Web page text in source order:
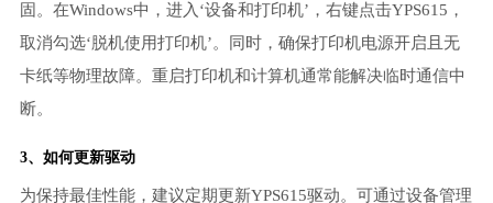
固。在Windows中，进入‘设备和打印机’，右键点击YPS615，
取消勾选‘脱机使用打印机’。同时，确保打印机电源开启且无
卡纸等物理故障。重启打印机和计算机通常能解决临时通信中
断。
3、如何更新驱动
为保持最佳性能，建议定期更新YPS615驱动。可通过设备管理